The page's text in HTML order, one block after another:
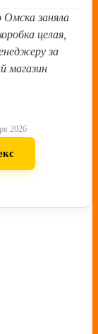
Омска заняла
целая,
за
магазин
2026